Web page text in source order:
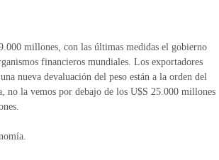
millones, con las últimas medidas el gobierno
financieros mundiales. Los exportadores
nueva devaluación del peso están a la orden del
no la vemos por debajo de los U$S 25.000 millones